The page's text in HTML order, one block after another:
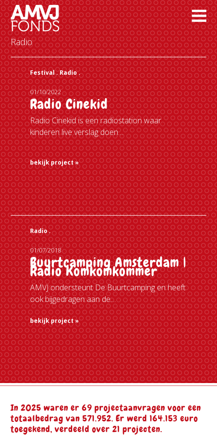
Radio
Festival .Radio .
01/10/2022
Radio Cinekid
Radio Cinekid is een radiostation waar
kinderen live verslag doen…
bekijk project »
Radio .
01/07/2018
Buurtcamping Amsterdam |
Radio Komkomkommer
AMVJ ondersteunt De Buurtcamping en heeft
ook bijgedragen aan de…
bekijk project »
In 2025 waren er 69 projectaanvragen voor een
totaalbedrag van 571.952. Er werd 164.153 euro
toegekend, verdeeld over 21 projecten.